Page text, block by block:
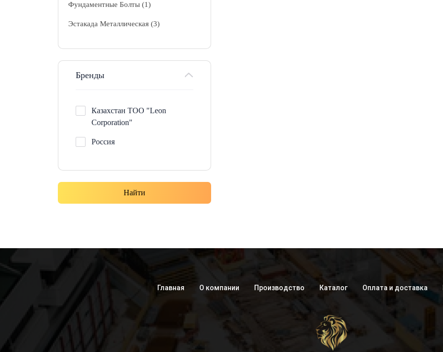
Фундаментные Болты (1)
Эстакада Металлическая (3)
Бренды
Казахстан ТОО "Leon
Corporation"
Россия
Найти
Главная О компании Производство Каталог Оплата и доставка